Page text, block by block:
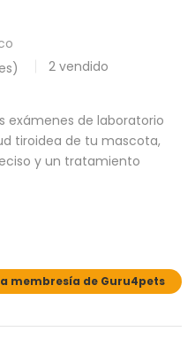
2 vendido
exámenes de laboratorio
tiroidea de tu mascota,
y un tratamiento
membresía de Guru4pets